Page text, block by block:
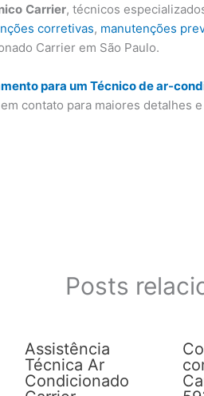
Carrier, técnicos
corretivas, manutenções
Carrier em São Paulo.
para um Técnico de ar-
contato para maiores detalhes
Posts
Assistência
Técnica Ar
Condicionado